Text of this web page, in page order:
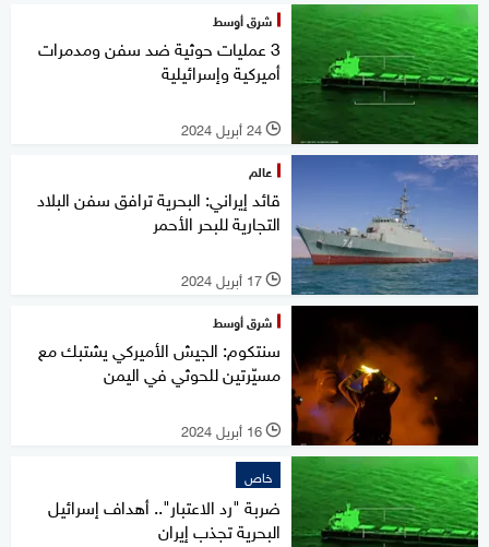
شرق أوسط
3 عمليات حوثية ضد سفن ومدمرات
أميركية وإسرائيلية
l 24 أبريل 2024
عالم
قائد إيراني: البحرية ترافق سفن البلاد
التجارية للبحر الأحمر
l 17 أبريل 2024
شرق أوسط
سنتكوم: الجيش الأميركي يشتبك مع
مسيّرتين للحوثي في اليمن
l 16 أبريل 2024
خاص
ضربة "رد الاعتبار".. أهداف إسرائيل
البحرية تجذب إيران